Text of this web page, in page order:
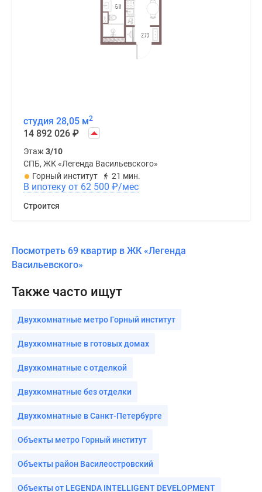
студия 28,05 м2
14 892 026 ₽
Этаж3/10
СПБ, ЖК «Легенда Васильевского»
Горный институт
21 мин.
В ипотеку от 62 500 ₽/мес
Строится
Посмотреть 69 квартир в ЖК «Легенда
Васильевского»
Также часто ищут
Двухкомнатные метро Горный институт
Двухкомнатные в готовых домах
Двухкомнатные с отделкой
Двухкомнатные без отделки
Двухкомнатные в Санкт-Петербурге
Объекты метро Горный институт
Объекты район Василеостровский
Объекты от LEGENDA INTELLIGENT DEVELOPMENT